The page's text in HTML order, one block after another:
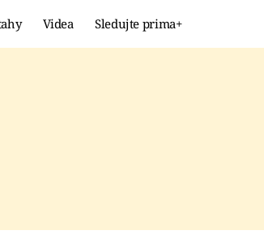
Videa Sledujte prima+